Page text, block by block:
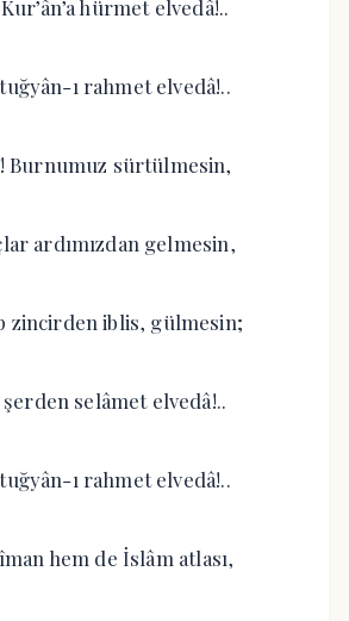
hürmet elvedâ!..
ı rahmet elvedâ!..
Burnumuz sürtülmesin,
ardımızdan gelmesin,
zincirden iblis, gülmesin;
selâmet elvedâ!..
ı rahmet elvedâ!..
hem de İslâm atlası,